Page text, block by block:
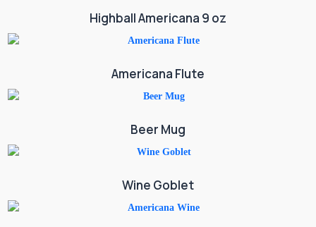
Highball Americana 9 oz
Americana Flute
Beer Mug
Wine Goblet